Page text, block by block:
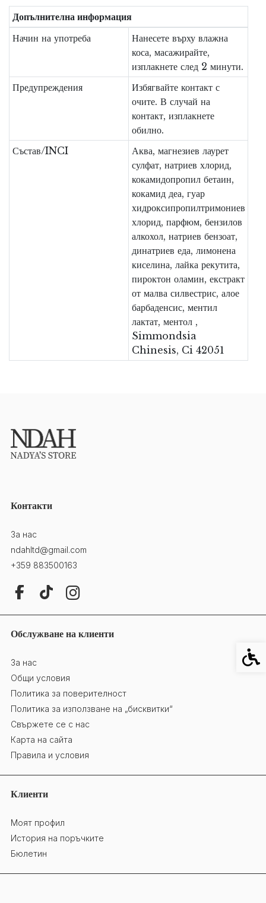
Допълнителна информация
Начин на употреба
Нанесете върху влажна
коса, масажирайте,
изплакнете след 2 минути.
Предупреждения
Избягвайте контакт с
очите. В случай на
контакт, изплакнете
обилно.
Състав/INCI
Аква, магнезиев лаурет
сулфат, натриев хлорид,
кокамидопропил бетаин,
кокамид деа, гуар
хидроксипропилтримониев
хлорид, парфюм, бензилов
алкохол, натриев бензоат,
динатриев еда, лимонена
киселина, лайка рекутита,
пироктон оламин, екстракт
от малва силвестрис, алое
барбаденсис, ментил
лактат, ментол ,
Simmondsia
Chinesis, Ci 42051
Контакти
За нас
ndahltd@gmail.com
+359 883500163
Обслужване на клиенти
За нас
Общи условия
Политика за поверителност
Политика за използване на „бисквитки“
Свържете се с нас
Карта на сайта
Правила и условия
Клиенти
Моят профил
История на поръчките
Бюлетин